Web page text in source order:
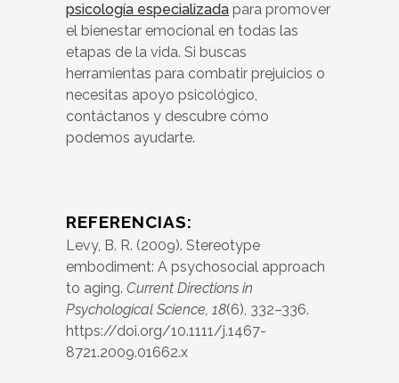
psicología especializada para promover
el bienestar emocional en todas las
etapas de la vida. Si buscas
herramientas para combatir prejuicios o
necesitas apoyo psicológico,
contáctanos y descubre cómo
podemos ayudarte.
REFERENCIAS:
Levy, B. R. (2009). Stereotype
embodiment: A psychosocial approach
to aging. Current Directions in
Psychological Science, 18(6), 332–336.
https://doi.org/10.1111/j.1467-
8721.2009.01662.x